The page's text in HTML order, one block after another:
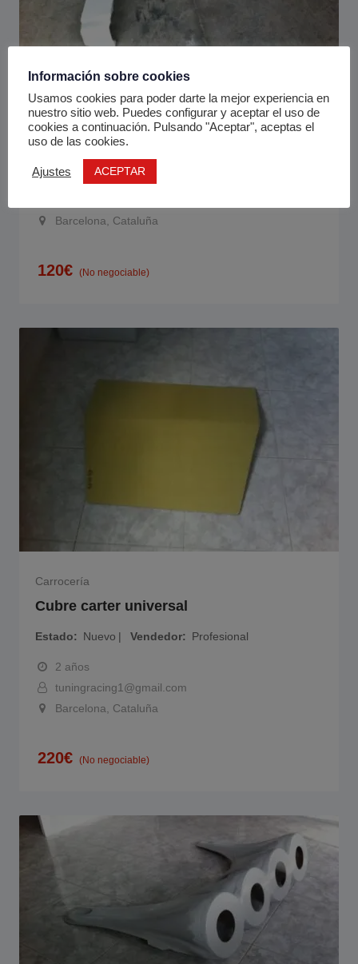
Carrocería
Aletas Mitsubishi evo 7, 8, 9
Estado Nuevo
2 años
Barcelona, Cataluña
120€ (No negociable)
Carrocería
Cubre carter universal
Estado Nuevo Vendedor Profesional
2 años
tuningracing1@gmail.com
Barcelona, Cataluña
220€ (No negociable)
Información sobre cookies
Usamos cookies para poder darte la mejor experiencia en
nuestro sitio web. Puedes configurar y aceptar el uso de
cookies a continuación. Pulsando "Aceptar", aceptas el
uso de las cookies.
Ajustes ACEPTAR